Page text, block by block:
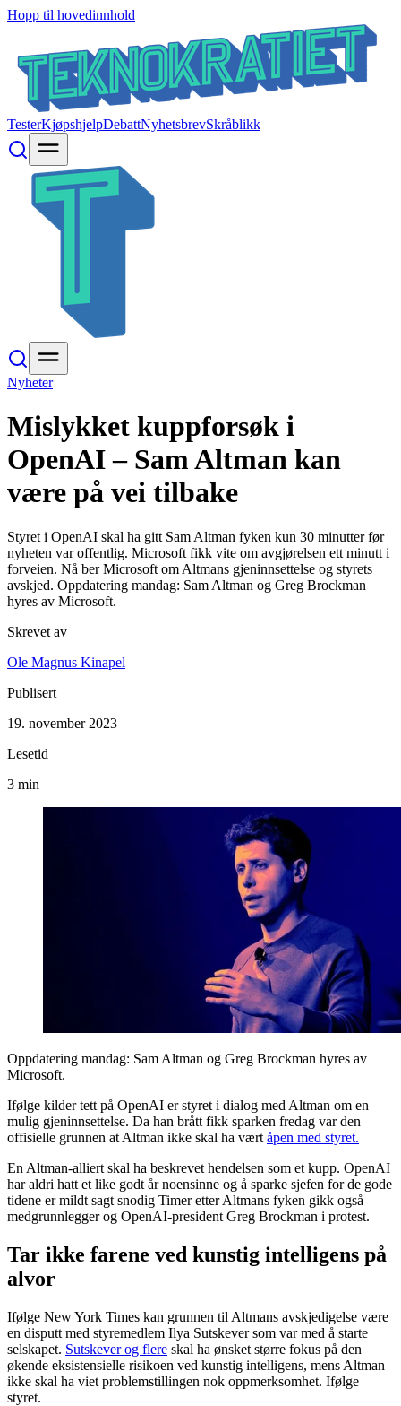
Hopp til hovedinnhold
TesterKjøpshjelpDebattNyhetsbrevSkråblikk
Nyheter
Mislykket kuppforsøk i
OpenAI – Sam Altman kan
være på vei tilbake
Styret i OpenAI skal ha gitt Sam Altman fyken kun 30 minutter før
nyheten var offentlig. Microsoft fikk vite om avgjørelsen ett minutt i
forveien. Nå ber Microsoft om Altmans gjeninnsettelse og styrets
avskjed. Oppdatering mandag: Sam Altman og Greg Brockman
hyres av Microsoft.
Skrevet av
Ole Magnus Kinapel
Publisert
19. november 2023
Lesetid
3 min
Oppdatering mandag: Sam Altman og Greg Brockman hyres av
Microsoft.
Ifølge kilder tett på OpenAI er styret i dialog med Altman om en
mulig gjeninnsettelse. Da han brått fikk sparken fredag var den
offisielle grunnen at Altman ikke skal ha vært åpen med styret.
En Altman-alliert skal ha beskrevet hendelsen som et kupp. OpenAI
har aldri hatt et like godt år noensinne og å sparke sjefen for de gode
tidene er mildt sagt snodig Timer etter Altmans fyken gikk også
medgrunnlegger og OpenAI-president Greg Brockman i protest.
Tar ikke farene ved kunstig intelligens på
alvor
Ifølge New York Times kan grunnen til Altmans avskjedigelse være
en disputt med styremedlem Ilya Sutskever som var med å starte
selskapet. Sutskever og flere skal ha ønsket større fokus på den
økende eksistensielle risikoen ved kunstig intelligens, mens Altman
ikke skal ha viet problemstillingen nok oppmerksomhet. Ifølge
styret.